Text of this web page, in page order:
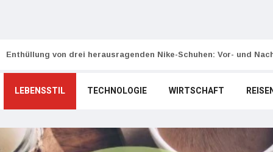
Enthüllung von drei herausragenden Nike-Schuhen: Vor- und
LEBENSSTIL TECHNOLOGIE WIRTSCHAFT